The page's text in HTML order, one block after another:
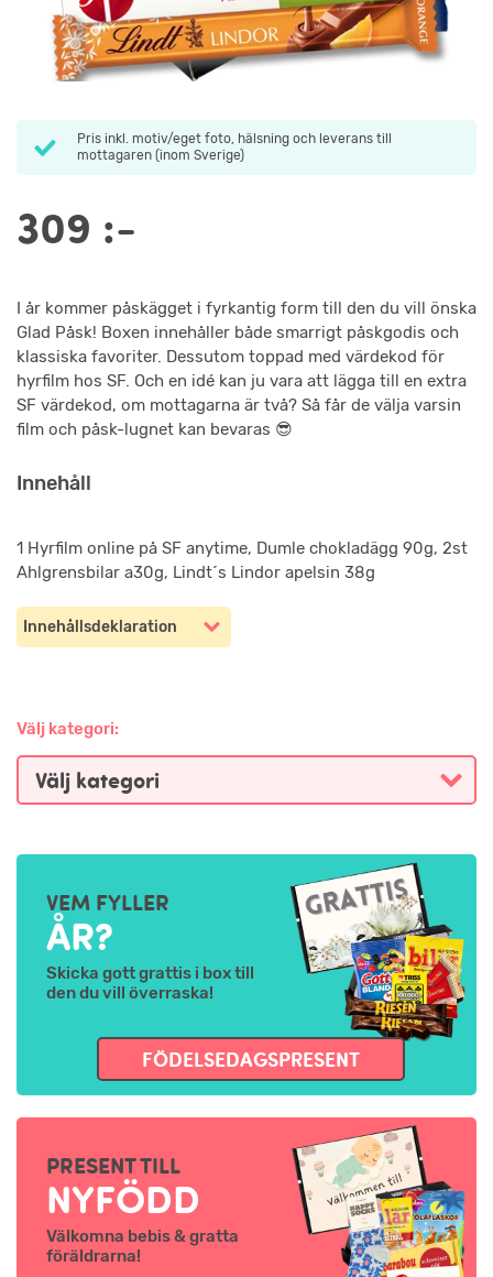
I år kommer påskägget i fyrkantig form till den du vill önska
Glad Påsk! Boxen innehåller både smarrigt påskgodis och
klassiska favoriter. Dessutom toppad med värdekod för
hyrfilm hos SF. Och en idé kan ju vara att lägga till en extra
SF värdekod, om mottagarna är två? Så får de välja varsin
film och påsk-lugnet kan bevaras 😎
Innehåll
1 Hyrfilm online på SF anytime, Dumle chokladägg 90g, 2st
Ahlgrensbilar a30g, Lindt´s Lindor apelsin 38g
Pris inkl. motiv/eget foto, hälsning och leverans till
mottagaren (inom Sverige)
309 :-
Innehållsdeklaration
Välj kategori:
VEM FYLLER
ÅR?
Skicka gott grattis i box till
den du vill överraska!
FÖDELSEDAGSPRESENT
PRESENT TILL
NYFÖDD
Välkomna bebis & gratta
föräldrarna!